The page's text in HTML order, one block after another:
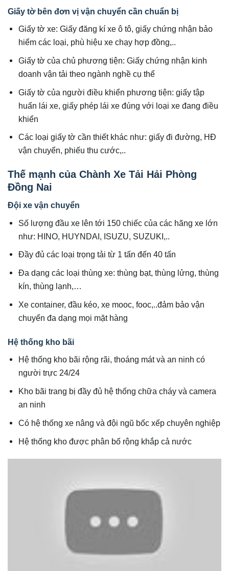
Giấy tờ bên đơn vị vận chuyển cần chuẩn bị
Giấy tờ xe: Giấy đăng kí xe ô tô, giấy chứng nhận bảo
hiểm các loại, phù hiệu xe chạy hợp đồng,..
Giấy tờ của chủ phương tiện: Giấy chứng nhận kinh
doanh vận tải theo ngành nghề cụ thể
Giấy tờ của người điều khiển phương tiện: giấy tập
huấn lái xe, giấy phép lái xe đúng với loại xe đang điều
khiển
Các loại giấy tờ cần thiết khác như: giấy đi đường, HĐ
vận chuyển, phiếu thu cước,..
Thế mạnh của Chành Xe Tải Hải Phòng
Đồng Nai
Đội xe vận chuyển
Số lượng đầu xe lên tới 150 chiếc của các hãng xe lớn
như: HINO, HUYNDAI, ISUZU, SUZUKI,..
Đầy đủ các loại trọng tải từ 1 tấn đến 40 tấn
Đa dạng các loại thùng xe: thùng bạt, thùng lửng, thùng
kín, thùng lạnh,…
Xe container, đầu kéo, xe mooc, fooc,..đảm bảo vận
chuyển đa dạng mọi mặt hàng
Hệ thống kho bãi
Hệ thống kho bãi rộng rãi, thoáng mát và an ninh có
người trực 24/24
Kho bãi trang bị đầy đủ hệ thống chữa cháy và camera
an ninh
Có hệ thống xe nâng và đội ngũ bốc xếp chuyên nghiệp
Hệ thống kho được phân bố rộng khắp cả nước